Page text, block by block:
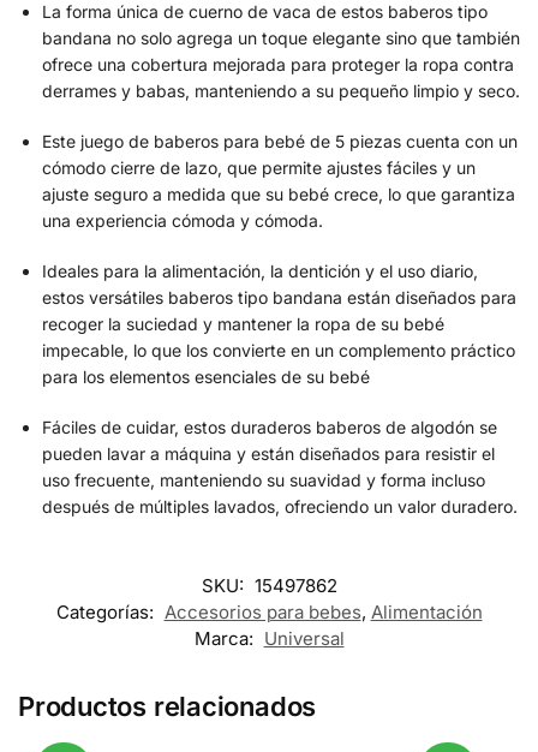
La forma única de cuerno de vaca de estos baberos tipo
bandana no solo agrega un toque elegante sino que también
ofrece una cobertura mejorada para proteger la ropa contra
derrames y babas, manteniendo a su pequeño limpio y seco.
Este juego de baberos para bebé de 5 piezas cuenta con un
cómodo cierre de lazo, que permite ajustes fáciles y un
ajuste seguro a medida que su bebé crece, lo que garantiza
una experiencia cómoda y cómoda.
Ideales para la alimentación, la dentición y el uso diario,
estos versátiles baberos tipo bandana están diseñados para
recoger la suciedad y mantener la ropa de su bebé
impecable, lo que los convierte en un complemento práctico
para los elementos esenciales de su bebé
Fáciles de cuidar, estos duraderos baberos de algodón se
pueden lavar a máquina y están diseñados para resistir el
uso frecuente, manteniendo su suavidad y forma incluso
después de múltiples lavados, ofreciendo un valor duradero.
SKU: 15497862
Categorías: Accesorios para bebes, Alimentación
Marca: Universal
Productos relacionados